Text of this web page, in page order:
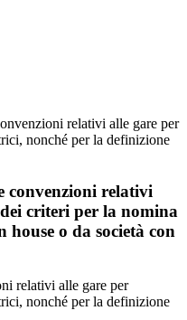
relativi alle gare per
nonché per la definizione
convenzioni relativi
criteri per la nomina
o da società con
relativi alle gare per
nonché per la definizione